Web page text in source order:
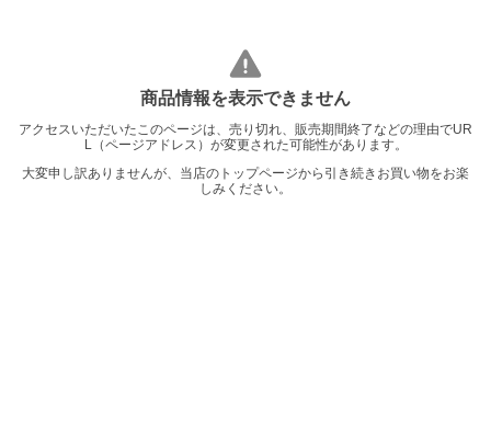
商品情報を表示できません
アクセスいただいたこのページは、売り切れ、販売期間終了などの理由でUR
L（ページアドレス）が変更された可能性があります。
大変申し訳ありませんが、当店のトップページから引き続きお買い物をお楽
しみください。